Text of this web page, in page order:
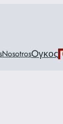
NosotrosOγκος